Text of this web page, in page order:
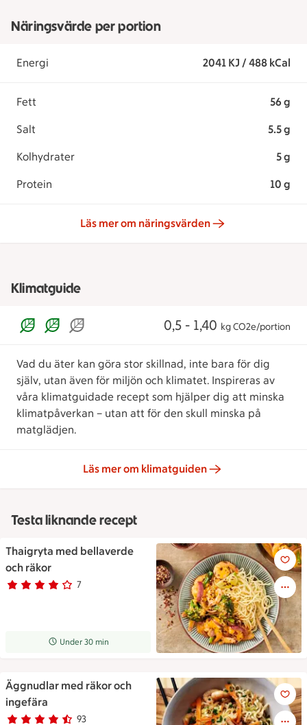
Näringsvärde per portion
Energi 2041 KJ / 488 kCal
Fett 56 g
Salt 5.5 g
Kolhydrater 5 g
Protein 10 g
Läs mer om näringsvärden
Klimatguide
0,5 - 1,40 kg CO2e/portion
Vad du äter kan göra stor skillnad, inte bara för dig
själv, utan även för miljön och klimatet. Inspireras av
våra klimatguidade recept som hjälper dig att minska
klimatpåverkan – utan att för den skull minska på
matglädjen.
Läs mer om klimatguiden
Testa liknande recept
Thaigryta med bellaverde
och räkor
Betyg 4 av 5.
7
7 personer har röstat
Receptet tar Under 30 min att tillaga
Under 30 min
Thaigryta med bellaverde
Äggnudlar med räkor och
ingefära
Betyg 4.3 av 5. 93
93 personer har röstat
Äggnudlar med räkor och